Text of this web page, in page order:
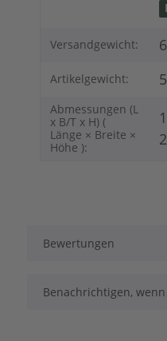
Versandgewicht:
Artikelgewicht:
Abmessungen (L
x B/T x H) (
Länge × Breite ×
Höhe ):
Bewertungen
Benachrichtigen,